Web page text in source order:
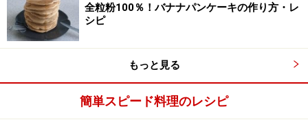
全粒粉100％！バナナパンケーキの作り方・レ
シピ
もっと見る
簡単スピード料理のレシピ